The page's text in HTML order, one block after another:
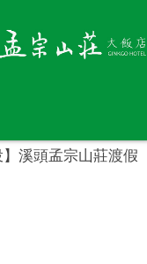
】溪頭孟宗山莊渡假